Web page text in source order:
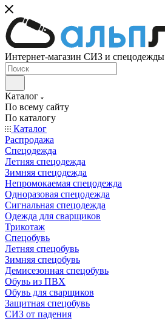
Интернет-магазин СИЗ и спецодежды
Каталог
По всему сайту
По каталогу
Каталог
Распродажа
Спецодежда
Летняя спецодежда
Зимняя спецодежда
Непромокаемая спецодежда
Одноразовая спецодежда
Сигнальная спецодежда
Одежда для сварщиков
Трикотаж
Спецобувь
Летняя спецобувь
Зимняя спецобувь
Демисезонная спецобувь
Обувь из ПВХ
Обувь для сварщиков
Защитная спецобувь
СИЗ от падения